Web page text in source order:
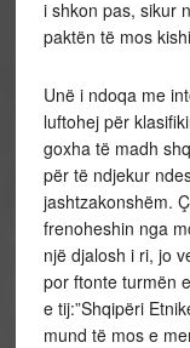
i shkon pas, sikur
paktën të mos
Unë i ndoqa me
luftohej për
goxha të madh
për të ndjekur
jashtzakonshëm.
frenoheshin nga
një djalosh i ri, jo
por ftonte turmën
e tij:”Shqipëri
mund të mos e